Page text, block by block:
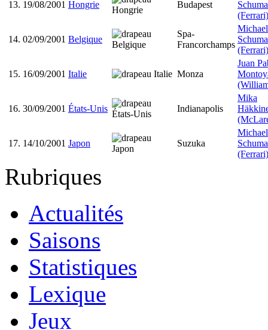
13. 19/08/2001 Hongrie Budapest
(Ferrari)
14. 02/09/2001 Belgique
Spa-
Francorchamps
Michael
(Ferrari)
15. 16/09/2001 Italie Monza
Juan
16. 30/09/2001 États-Unis Indianapolis
Mika
17. 14/10/2001 Japon Suzuka
Michael
(Ferrari)
Rubriques
Actualités
Saisons
Statistiques
Lexique
Jeux